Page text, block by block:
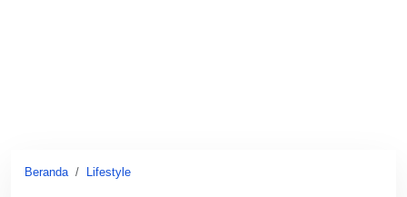
Beranda Lifestyle